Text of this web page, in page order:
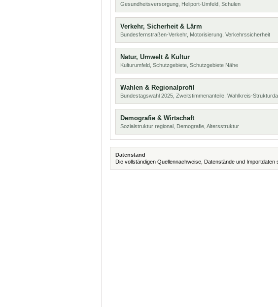
Gesundheitsversorgung, Heliport-Umfeld, Schulen
Verkehr, Sicherheit & Lärm
Bundesfernstraßen-Verkehr, Motorisierung, Verkehrssicherheit
Natur, Umwelt & Kultur
Kulturumfeld, Schutzgebiete, Schutzgebiete Nähe
Wahlen & Regionalprofil
Bundestagswahl 2025, Zweitstimmenanteile, Wahlkreis-
Demografie & Wirtschaft
Sozialstruktur regional, Demografie, Altersstruktur
Datenstand
Die vollständigen Quellennachweise, Datenstände und Importdaten